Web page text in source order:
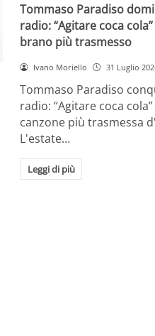
Tommaso Paradiso
radio: “Agitare coca
brano più trasmesso
Ivano Moriello 31 Luglio
Tommaso Paradiso
radio: “Agitare coca cola”
canzone più trasmessa
L'estate…
Leggi di più